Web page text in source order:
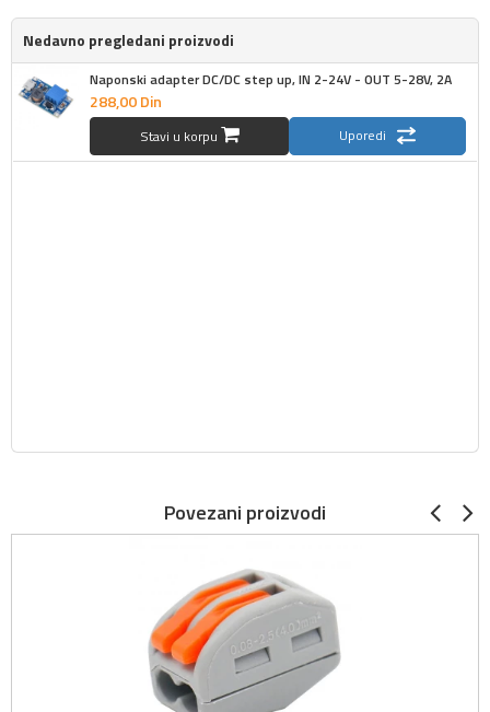
Nedavno pregledani proizvodi
Naponski adapter DC/DC step up, IN 2-24V - OUT 5-28V, 2A
288,00Din
Stavi u korpu Uporedi
Povezani proizvodi